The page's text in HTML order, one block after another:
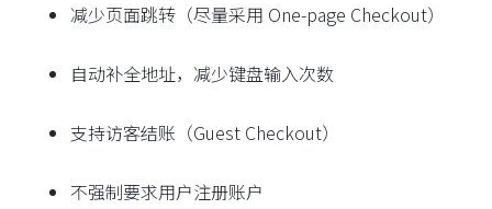
减少页面跳转（尽量采用 One-page Checkout）
自动补全地址，减少键盘输入次数
支持访客结账（Guest Checkout）
不强制要求用户注册账户